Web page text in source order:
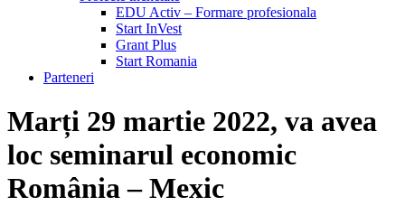
EDU Activ – Formare profesionala
Start InVest
Grant Plus
Start Romania
Parteneri
Marți 29 martie 2022, va avea
loc seminarul economic
România – Mexic